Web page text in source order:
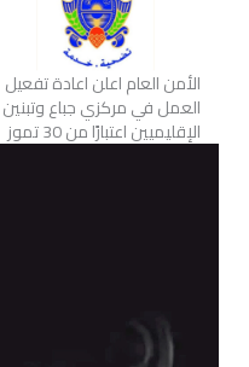
الأمن العام اعلن اعادة تفعيل
العمل في مركزي جباع وتبنين
الإقليميين اعتبارًا من 30 تموز